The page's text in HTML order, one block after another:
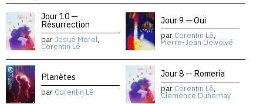
Jour 10 —
Résurrection
parJosué Morel,
Corentin Lê
Jour 9 — Oui
par Corentin Lê,
Pierre-Jean Delvolvé
Planètes
par Corentin Lê
Jour 8 — Romería
par Corentin Lê,
Clémence Duhornay